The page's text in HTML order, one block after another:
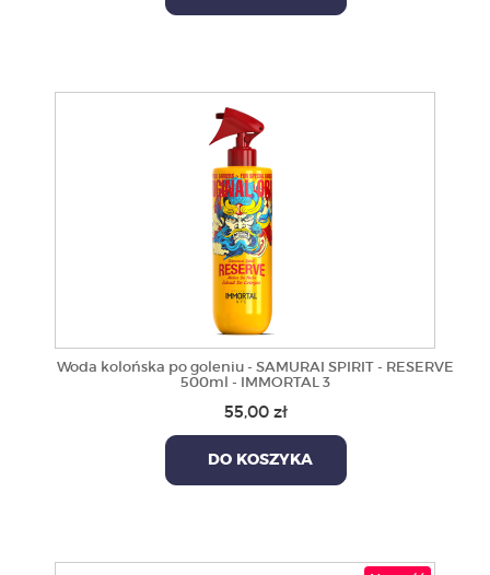
Woda kolońska po goleniu - SAMURAI SPIRIT - RESERVE
500ml - IMMORTAL 3
55,00 zł
DO KOSZYKA